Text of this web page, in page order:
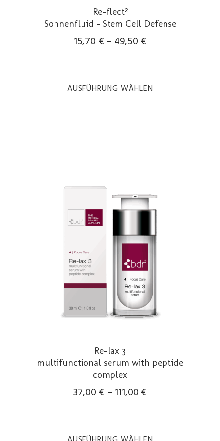
Re-flect²
Sonnenfluid – Stem Cell Defense
15,70 € – 49,50 €
AUSFÜHRUNG WÄHLEN
Re-lax 3
multifunctional serum with peptide
complex
37,00 € – 111,00 €